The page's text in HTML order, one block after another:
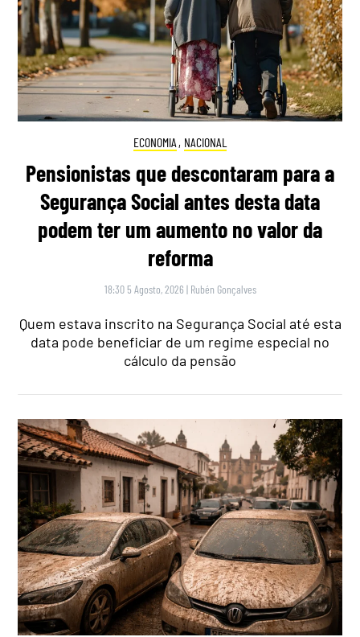
ECONOMIA , NACIONAL
Pensionistas que descontaram para a
Segurança Social antes desta data
podem ter um aumento no valor da
reforma
18:30 5 Agosto, 2026 | Rubén Gonçalves
Quem estava inscrito na Segurança Social até esta
data pode beneficiar de um regime especial no
cálculo da pensão